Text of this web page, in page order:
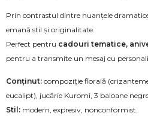
Prin contrastul dintre nuanțele
emană stil și originalitate.
Perfect pentru cadouri tematice,
pentru a transmite un mesaj cu
Conținut: compoziție florală
eucalipt), jucărie Kuromi, 3 baloane
Stil: modern, expresiv, nonconformist.